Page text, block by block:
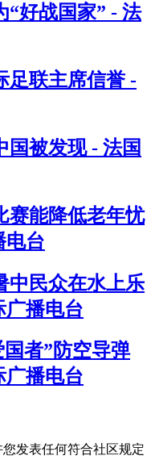
“好战国家” - 法
足联主席信誉 -
国被发现 - 法国
赛能降低老年忧
电台
中民众在水上乐
广播电台
者”防空导弹
广播电台
发表任何符合社区规定